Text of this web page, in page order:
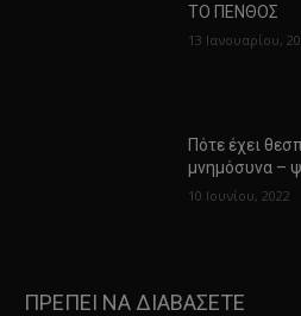
ΤΟ ΠΕΝΘΟΣ
13 Ιανουαρίου,
Πότε έχει
μνημόσυνα –
10 Ιουνίου, 2022
ΠΡΕΠΕΙ ΝΑ ΔΙΑΒΑΣΕΤΕ